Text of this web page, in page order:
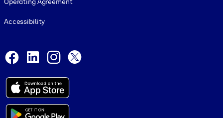
Operating Agreement
Accessibility
Facebook
LinkedInInstagram